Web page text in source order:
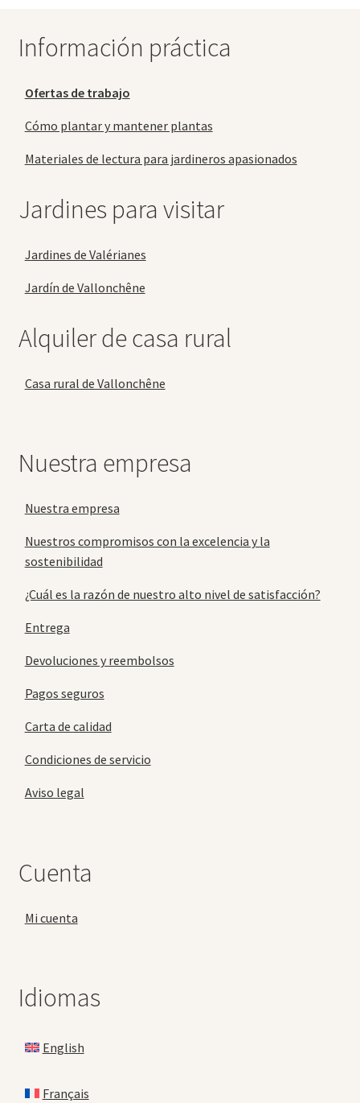
Información práctica
Ofertas de trabajo
Cómo plantar y mantener plantas
Materiales de lectura para jardineros apasionados
Jardines para visitar
Jardines de Valérianes
Jardín de Vallonchêne
Alquiler de casa rural
Casa rural de Vallonchêne
Nuestra empresa
Nuestra empresa
Nuestros compromisos con la excelencia y la
sostenibilidad
¿Cuál es la razón de nuestro alto nivel de satisfacción?
Entrega
Devoluciones y reembolsos
Pagos seguros
Carta de calidad
Condiciones de servicio
Aviso legal
Cuenta
Mi cuenta
Idiomas
English
Français